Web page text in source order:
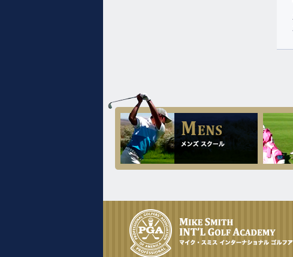
2025. 11.16 [Sun]
レッスンのポイント。
2025. 11.12 [Wed]
先日掲載した女性ですが、どんなレ
2025. 11.5 [Wed]
3 woodが打てない方が多いですね。
彼女はドライバーの飛距離130ヤー
ドとの事でしたが平均で180ヤー
ド、スコアーは100から120との事で
したが、ギリギリですが80台が出ま
した。
2026. 1.16 [Fri]
れ、81のベストを出されました。
2026. 1.5 [Mon]
66歳の男性が、ドライバーの飛距離